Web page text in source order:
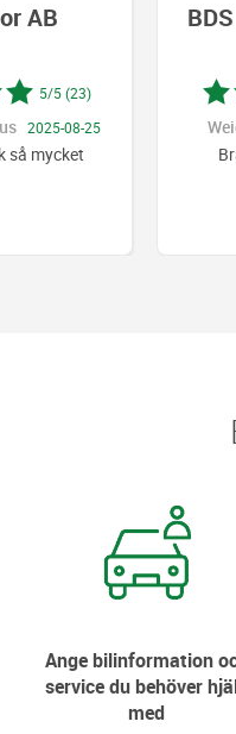
AB
5/5 (23)
2025-08-25
så mycket
Ange bilinformation
service du behöver
med